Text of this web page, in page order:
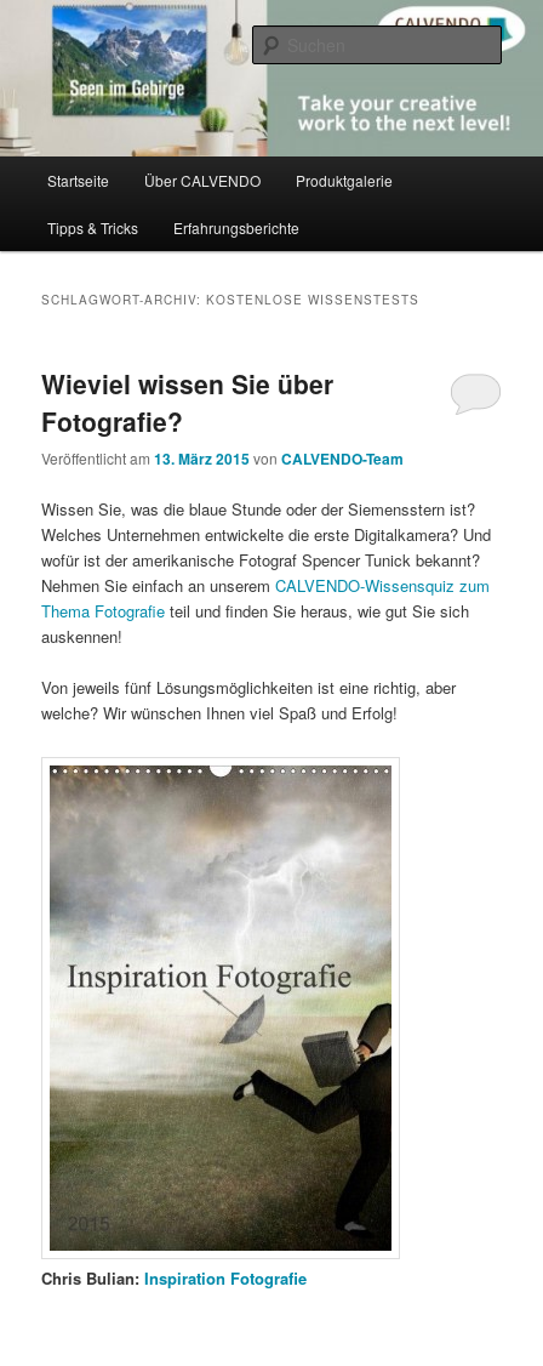
primären
springen
sekundären
springenCALVENDO
share creativity
Startseite Über CALVENDO Produktgalerie
Tipps & Tricks Erfahrungsberichte
SCHLAGWORT-ARCHIV:KOSTENLOSE WISSENSTESTS
Wieviel wissen Sie über
Fotografie?
Veröffentlicht am13. März 2015vonCALVENDO-Team
Wissen Sie, was die blaue Stunde oder der Siemensstern ist?
Welches Unternehmen entwickelte die erste Digitalkamera? Und
wofür ist der amerikanische Fotograf Spencer Tunick bekannt?
Nehmen Sie einfach an unseremCALVENDO-Wissensquiz zum
Thema Fotografie teil und finden Sie heraus, wie gut Sie sich
auskennen!
Von jeweils fünf Lösungsmöglichkeiten ist eine richtig, aber
welche? Wir wünschen Ihnen viel Spaß und Erfolg!
Chris Bulian:Inspiration Fotografie